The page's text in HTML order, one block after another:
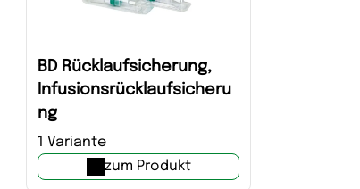
BD Rücklaufsicherung,
Infusionsrücklaufsicheru
ng
1 Variante
zum Produkt